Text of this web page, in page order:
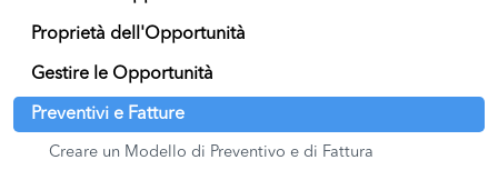
Proprietà dell'Opportunità
Gestire le Opportunità
Preventivi e Fatture
Creare un Modello di Preventivo e di Fattura